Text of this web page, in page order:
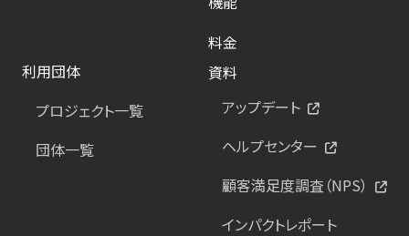
料金
利用団体
プロジェクト一覧
団体一覧
資料
アップデート
ヘルプセンター
顧客満足度調査（NPS）
インパクトレポート